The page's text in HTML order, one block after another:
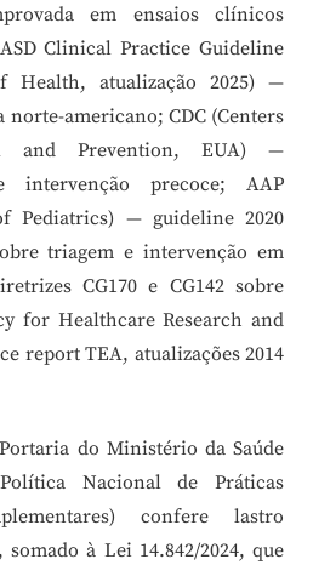
em ensaios clínicos
Clinical Practice Guideline
Health, atualização 2025) —
americano; CDC (Centers
and Prevention, EUA) —
intervenção precoce; AAP
Pediatrics) — guideline 2020
triagem e intervenção em
CG170 e CG142 sobre
for Healthcare Research and
report TEA, atualizações 2014
do Ministério da Saúde
Nacional de Práticas
confere lastro
à Lei 14.842/2024, que